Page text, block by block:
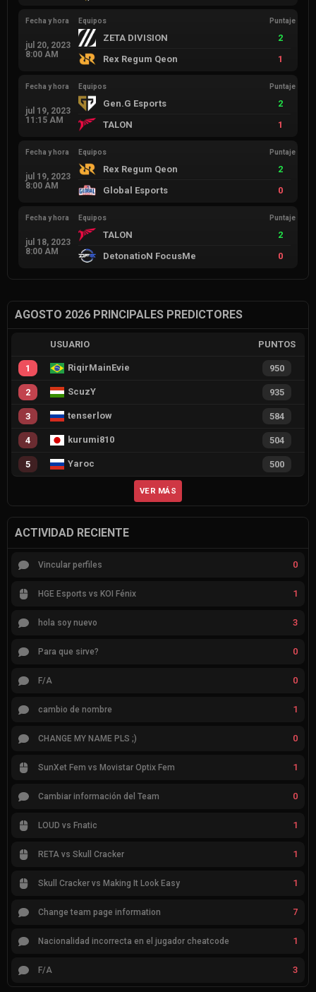
Fecha y hora
jul 20, 2023
8:00 AM
Equipos Puntaje
ZETA DIVISION
2
Rex Regum Qeon
1
Fecha y hora
jul 19, 2023
11:15 AM
Equipos Puntaje
Gen.G Esports
2
TALON
1
Fecha y hora
jul 19, 2023
8:00 AM
Equipos Puntaje
Rex Regum Qeon
2
Global Esports
0
Fecha y hora
jul 18, 2023
8:00 AM
Equipos Puntaje
TALON
2
DetonatioN FocusMe
0
AGOSTO 2026 PRINCIPALES PREDICTORES
USUARIO PUNTOS
1 RiqirMainEvie 950
2 ScuzY 935
3 tenserlow 584
4 kurumi810 504
5 Yaroc 500
VER MÁS
ACTIVIDAD RECIENTE
Vincular perfiles 0
HGE Esports vs KOI Fénix 1
hola soy nuevo 3
Para que sirve? 0
F/A 0
cambio de nombre 1
CHANGE MY NAME PLS ;) 0
SunXet Fem vs Movistar Optix Fem 1
Cambiar información del Team 0
LOUD vs Fnatic 1
RETA vs Skull Cracker 1
Skull Cracker vs Making It Look Easy 1
Change team page information 7
Nacionalidad incorrecta en el jugador cheatcode 1
F/A 3